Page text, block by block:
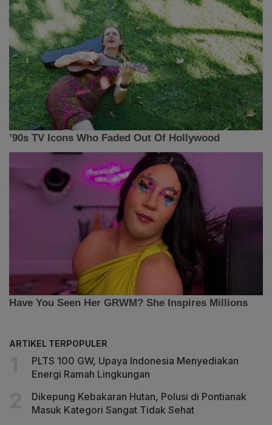
ARTIKEL TERPOPULER
PLTS 100 GW, Upaya Indonesia Menyediakan
Energi Ramah Lingkungan
Dikepung Kebakaran Hutan, Polusi di Pontianak
Masuk Kategori Sangat Tidak Sehat